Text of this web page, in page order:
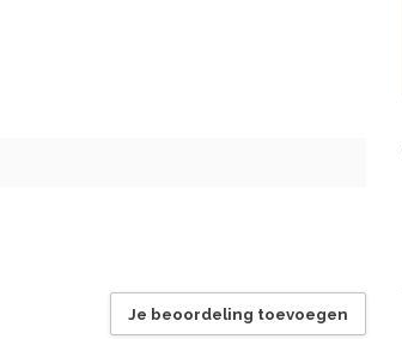
Je beoordeling toevoegen